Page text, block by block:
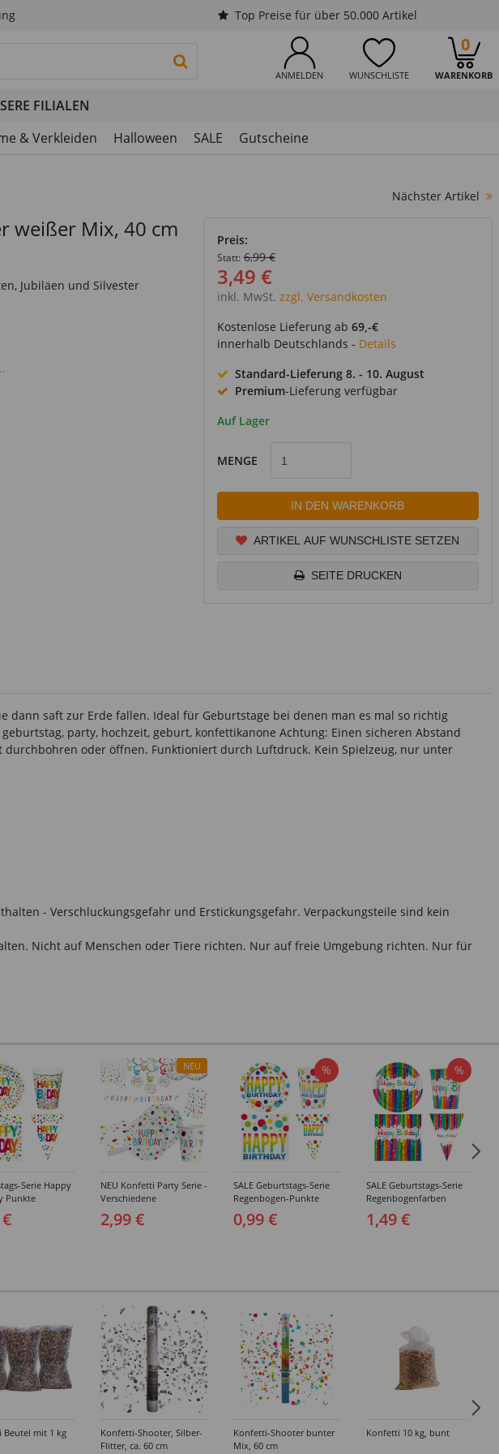
Top Preise für über 50.000 Artikel
ANMELDEN WUNSCHLISTE WARENKORB
0
PRODUKTSUCHE STARTEN
FILIALEN
& Verkleiden Halloween SALE Gutscheine
Nächster Artikel
weißer Mix, 40 cm
Jubiläen und Silvester
Preis:
Statt: 6,99 €
3,49 €
inkl. MwSt. zzgl. Versandkosten
Kostenlose Lieferung ab 69,-€
innerhalb Deutschlands - Details
Standard-Lieferung 8. - 10. August
Premium-Lieferung verfügbar
Auf Lager
MENGE
IN DEN WARENKORB
ARTIKEL AUF WUNSCHLISTE SETZEN
SEITE DRUCKEN
saft zur Erde fallen. Ideal für Geburtstage bei denen man es mal so richtig
party, hochzeit, geburt, konfettikanone Achtung: Einen sicheren Abstand
oder öffnen. Funktioniert durch Luftdruck. Kein Spielzeug, nur unter
- Verschluckungsgefahr und Erstickungsgefahr. Verpackungsteile sind kein
Nicht auf Menschen oder Tiere richten. Nur auf freie Umgebung richten. Nur für
Serie Happy
Punkte
- Teller,
Becher &
NEU
NEU Konfetti Party Serie -
Verschiedene
Geburtstagsartikel
2,99 €
%
SALE Geburtstags-Serie
Regenbogen-Punkte
Geburtstag Happy
Birthday - Teller,
0,99 €
%
SALE Geburtstags-Serie
Regenbogenfarben
Geburtstag Happy
Birthday - Teller,
1,49 €
Beutel mit 1 kg
Konfetti-Shooter, Silber-
Flitter, ca. 60 cm
Konfetti-Shooter bunter
Mix, 60 cm
Konfetti 10 kg, bunt